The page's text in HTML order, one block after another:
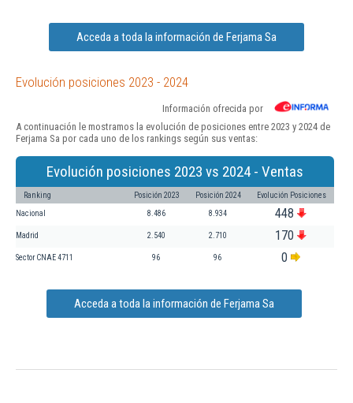
Acceda a toda la información de Ferjama Sa
Evolución posiciones 2023 - 2024
Información ofrecida por
A continuación le mostramos la evolución de posiciones entre 2023 y 2024 de
Ferjama Sa por cada uno de los rankings según sus ventas:
Evolución posiciones 2023 vs 2024 - Ventas
Ranking Posición 2023 Posición 2024 Evolución Posiciones
Nacional 8.486 8.934 448
Madrid 2.540 2.710 170
Sector CNAE 4711 96 96 0
Acceda a toda la información de Ferjama Sa